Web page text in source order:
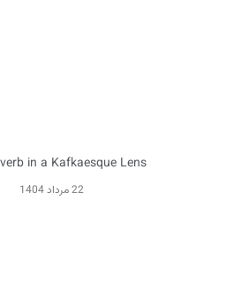
in a Kafkaesque Lens
22 مرداد 1404